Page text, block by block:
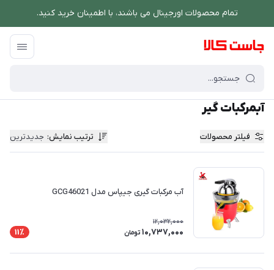
تمام محصولات اورجینال می باشند، با اطمینان خرید کنید.
فروشگاه اینترنتی جاست کالا
آبمرکبات گیر
فیلتر محصولات ترتیب نمایش: جدیدترین
آب مرکبات گیری جیپاس مدل GCG46021
12,032,000
10,737,000 تومان 11٪